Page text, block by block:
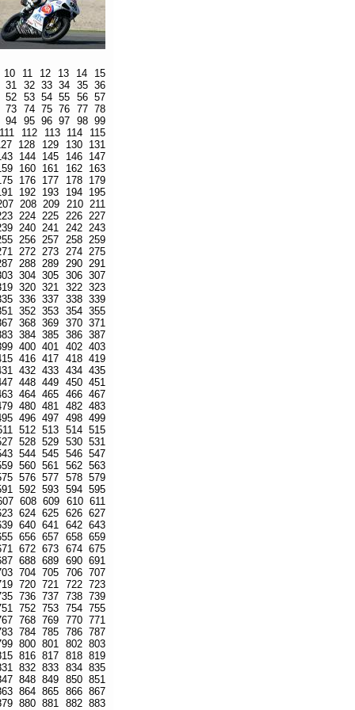
10 11 12 13 14
15
31 32 33 34 35 36
52 53 54 55 56 57
73 74 75 76 77 78
94 95 96 97 98 99
112 113 114
115
128 129 130
131
144 145 146
147
160 161 162
163
176 177 178
179
192 193 194
195
208 209 210 211
224 225 226 227
240 241 242 243
256 257 258 259
272 273 274 275
288 289 290 291
304 305 306 307
320 321 322 323
336 337 338 339
352 353 354 355
368 369 370 371
384 385 386 387
400 401 402 403
416 417 418 419
432 433 434 435
448 449 450 451
464 465 466 467
480 481 482 483
496 497 498 499
512 513 514 515
528 529 530 531
544 545 546 547
560 561 562 563
576 577 578 579
592 593 594 595
608 609 610 611
624 625 626 627
640 641 642 643
656 657 658 659
672 673 674 675
688 689 690 691
704 705 706 707
720 721 722 723
736 737 738 739
752 753 754 755
768 769 770 771
784 785 786 787
800 801 802 803
816 817 818 819
832 833 834 835
848 849 850 851
864 865 866 867
880 881 882 883